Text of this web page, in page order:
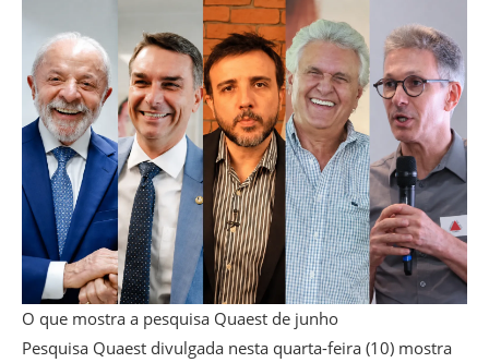
O que mostra a pesquisa Quaest de junho
Pesquisa Quaest divulgada nesta quarta-feira (10) mostra